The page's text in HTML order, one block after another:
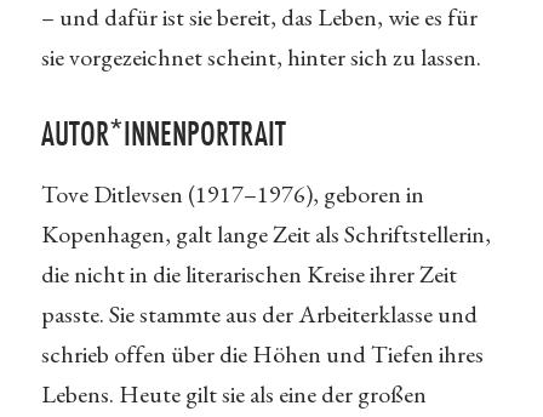
– und dafür ist sie bereit, das Leben, wie es für
sie vorgezeichnet scheint, hinter sich zu lassen.
AUTOR*INNENPORTRAIT
Tove Ditlevsen (1917–1976), geboren in
Kopenhagen, galt lange Zeit als Schriftstellerin,
die nicht in die literarischen Kreise ihrer Zeit
passte. Sie stammte aus der Arbeiterklasse und
schrieb offen über die Höhen und Tiefen ihres
Lebens. Heute gilt sie als eine der großen